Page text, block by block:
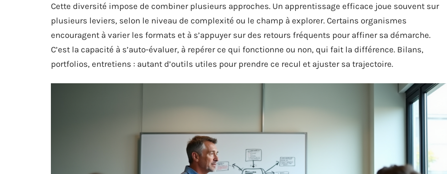
Cette diversité impose de combiner plusieurs approches. Un apprentissage efficace joue souvent sur
plusieurs leviers, selon le niveau de complexité ou le champ à explorer. Certains organismes
encouragent à varier les formats et à s’appuyer sur des retours fréquents pour affiner sa démarche.
C’est la capacité à s’auto-évaluer, à repérer ce qui fonctionne ou non, qui fait la différence. Bilans,
portfolios, entretiens : autant d’outils utiles pour prendre ce recul et ajuster sa trajectoire.